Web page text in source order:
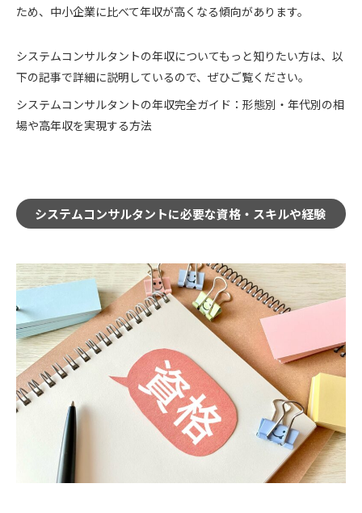
ため、中小企業に比べて年収が高くなる傾向があります。
システムコンサルタントの年収についてもっと知りたい方は、以
下の記事で詳細に説明しているので、ぜひご覧ください。
システムコンサルタントの年収完全ガイド：形態別・年代別の相
場や高年収を実現する方法
システムコンサルタントに必要な資格・スキルや経験